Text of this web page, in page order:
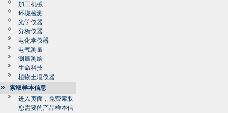
加工机械
环境检测
光学仪器
分析仪器
电化学仪器
电气测量
测量测绘
生命科技
植物土壤仪器
索取样本信息
进入页面，免费索取
您需要的产品样本信